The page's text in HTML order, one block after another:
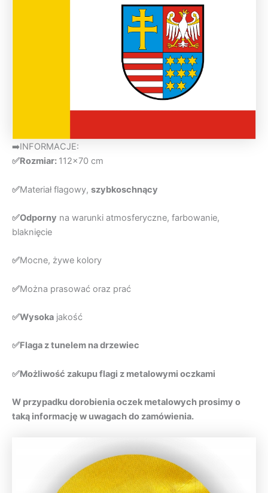
➡️INFORMACJE:
✅Rozmiar: 112×70 cm
✅Materiał flagowy, szybkoschnący
✅Odporny na warunki atmosferyczne, farbowanie,
blaknięcie
✅Mocne, żywe kolory
✅Można prasować oraz prać
✅Wysoka jakość
✅Flaga z tunelem na drzewiec
✅Możliwość zakupu flagi z metalowymi oczkami
W przypadku dorobienia oczek metalowych prosimy o
taką informację w uwagach do zamówienia.